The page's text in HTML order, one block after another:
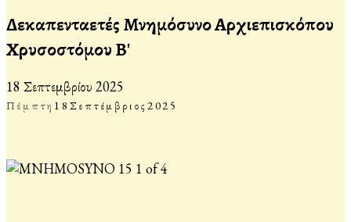
Δεκαπενταετές Μνημόσυνο Αρχιεπισκόπου
Χρυσοστόμου Β'
18 Σεπτεμβρίου 2025
Πέμπτη 18Σεπτέμβριος2025